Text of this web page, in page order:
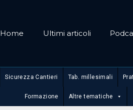
Home Ultimi articoli
Sicurezza Cantieri Tab. millesimali
Formazione Altre tematiche